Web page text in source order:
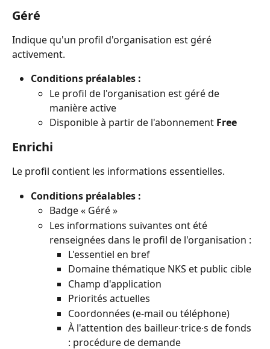
Géré
Indique qu'un profil d'organisation est géré
activement.
Conditions préalables :
Le profil de l'organisation est géré de
manière active
Disponible à partir de l'abonnement Free
Enrichi
Le profil contient les informations essentielles.
Conditions préalables :
Badge « Géré »
Les informations suivantes ont été
renseignées dans le profil de l'organisation :
L'essentiel en bref
Domaine thématique NKS et public cible
Champ d'application
Priorités actuelles
Coordonnées (e-mail ou téléphone)
À l'attention des bailleur∙trice∙s de fonds
: procédure de demande